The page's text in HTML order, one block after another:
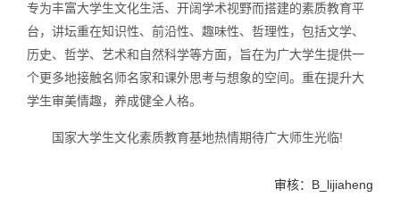
专为丰富大学生文化生活、开阔学术视野而搭建的素质教育平
台，讲坛重在知识性、前沿性、趣味性、哲理性，包括文学、
历史、哲学、艺术和自然科学等方面，旨在为广大学生提供一
个更多地接触名师名家和课外思考与想象的空间。重在提升大
学生审美情趣，养成健全人格。
国家大学生文化素质教育基地热情期待广大师生光临!
审核：B_lijiaheng